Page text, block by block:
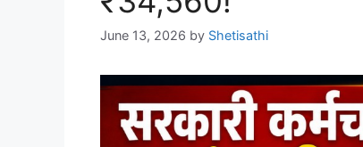
June 13, 2026 by Shetisathi